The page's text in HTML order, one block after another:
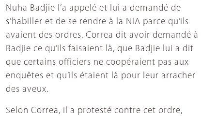
Nuha Badjie l’a appelé et lui a demandé de
s’habiller et de se rendre à la NIA parce qu’ils
avaient des ordres. Correa dit avoir demandé à
Badjie ce qu’ils faisaient là, que Badjie lui a dit
que certains officiers ne coopéraient pas aux
enquêtes et qu’ils étaient là pour leur arracher
des aveux.
Selon Correa, il a protesté contre cet ordre,